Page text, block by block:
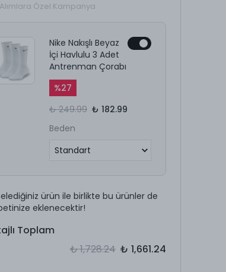
Özel Kampanya
Nike Nakışlı Beyaz
İçi Havlulu 3 Adet
Antrenman Çorabı
%27
₺ 249.99 ₺ 182.99
Beden
ürün ile birlikte bu ürünler de
eklenecektir!
Toplam
₺ 1,728.24 ₺ 1,661.24